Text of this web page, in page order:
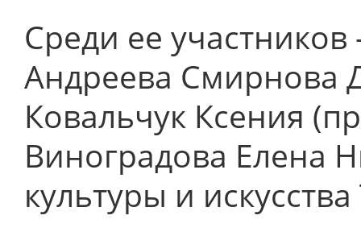
Среди ее
Андреева Смирнова
Ковальчук Ксения
Виноградова Елена
культуры и